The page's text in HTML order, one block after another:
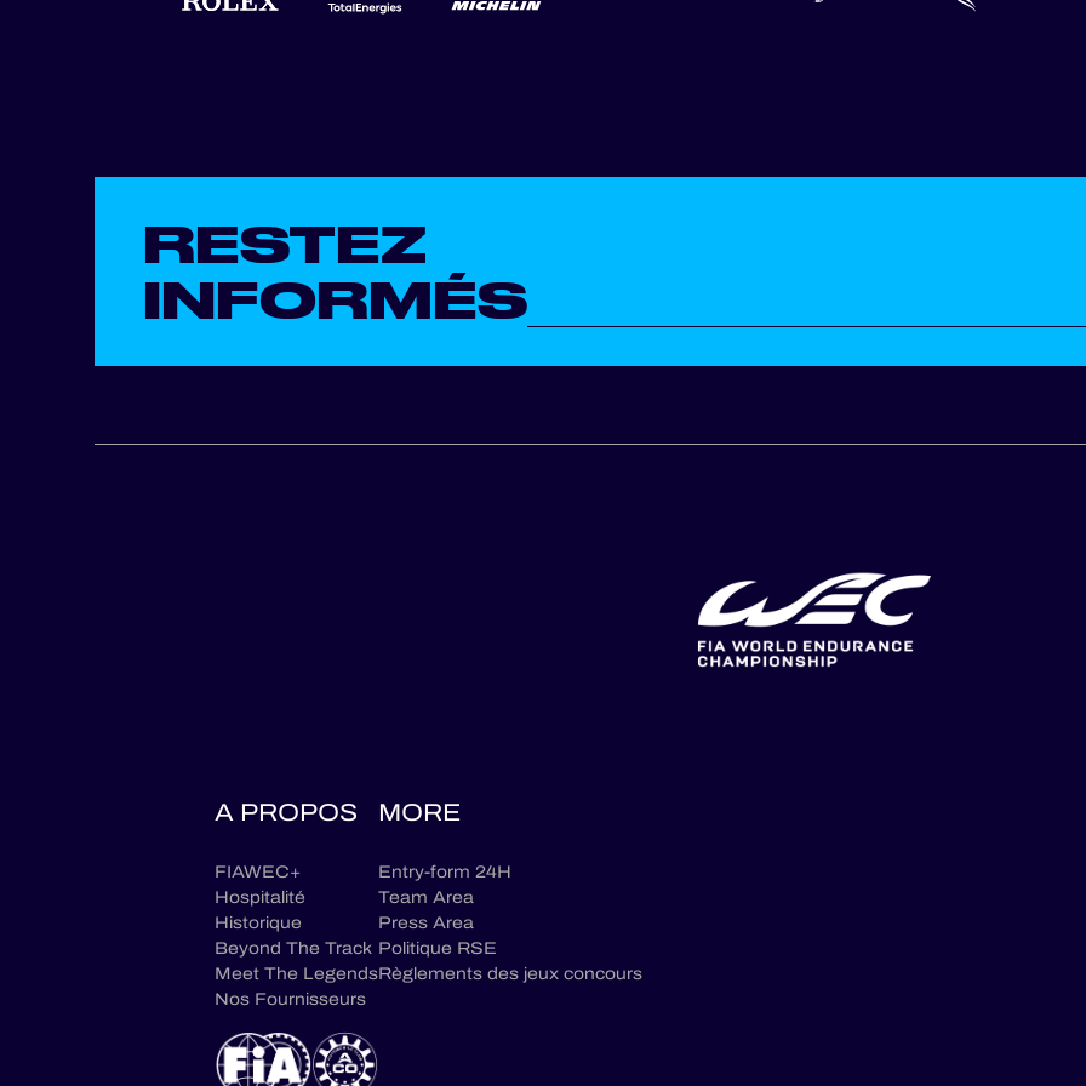
RESTEZ
INFORMÉS
A PROPOS
FIAWEC+
Hospitalité
Historique
Beyond The Track
Meet The Legends
Nos Fournisseurs
MORE
Entry-form 24H
Team Area
Press Area
Politique RSE
Règlements des jeux concours